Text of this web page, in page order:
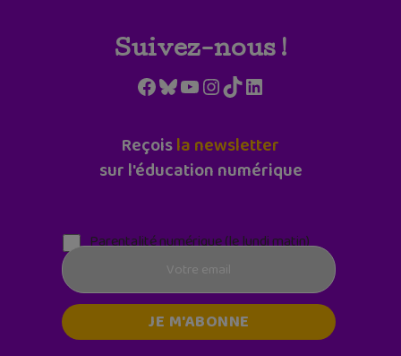
Suivez-nous !
Facebook
Bluesky
YouTube
Instagram
TikTokLinkedIn
Reçoisla newsletter
sur l'éducation numérique
Parentalité numérique (le lundi matin)